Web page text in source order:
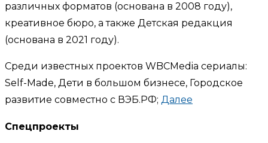
различных форматов (основана в 2008 году),
креативное бюро, а также Детская редакция
(основана в 2021 году).
Среди известных проектов WBCMedia сериалы:
Self-Made, Дети в большом бизнесе, Городское
развитие совместно с ВЭБ.РФ; Далее
Спецпроекты